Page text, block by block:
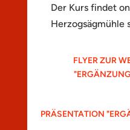
Der Kurs findet
Herzogsägmühle
FLYER ZUR
PRÄSENTATION